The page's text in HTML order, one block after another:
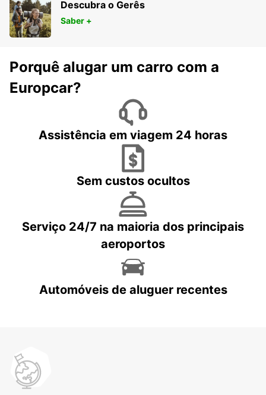
Descubra o Gerês
Saber +
Porquê alugar um carro com a
Europcar?
Assistência em viagem 24 horas
Sem custos ocultos
Serviço 24/7 na maioria dos principais
aeroportos
Automóveis de aluguer recentes